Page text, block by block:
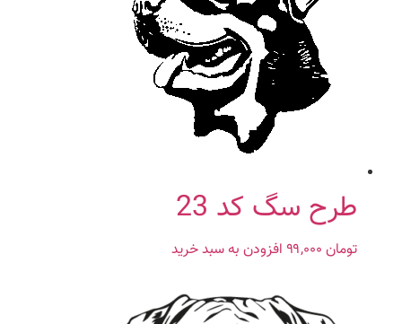
طرح سگ کد 23
تومان افزودن به سبد خرید